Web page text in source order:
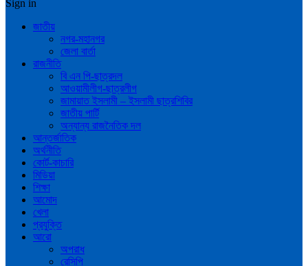
Sign in
জাতীয়
নগর-মহানগর
জেলা বার্তা
রাজনীতি
বি এন পি-ছাত্রদল
আওয়ামীলীগ-ছাত্রলীগ
জামায়াত ইসলামী – ইসলামী ছাত্রশিবির
জাতীয় পার্টি
অন্যান্য রাজনৈতিক দল
আন্তর্জাতিক
অর্থনীতি
কোর্ট-কাচারি
মিডিয়া
শিক্ষা
আমোদ
খেলা
প্রযুক্তি
আরো
অপরাধ
রেসিপি